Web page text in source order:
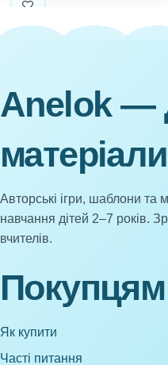
Anelok —
матеріали
Авторські ігри, шаблони та
навчання дітей 2–7 років.
вчителів.
Покупцям
Як купити
Часті питання